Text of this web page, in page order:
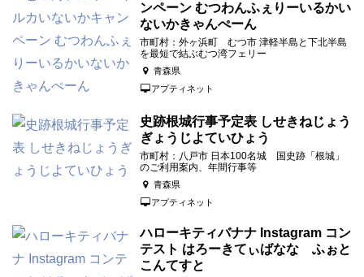
ンペーン むつわんふぇりーいるかい
ないかきゃんぺーん
市町村：外ヶ浜町 むつ市 津軽半島と下北半島
を最短で結ぶむつ湾フェリー
青森県
アプティネット
史跡根城行事予定表 しせきねじょう
ぎょうじよていひょう
市町村：八戸市 日本100名城 国史跡「根城」
のご利用案内、年間行事等
青森県
アプティネット
ハローキティバナナ Instagram コン
テスト はろーきてぃばなな ふぉと
こんてすと